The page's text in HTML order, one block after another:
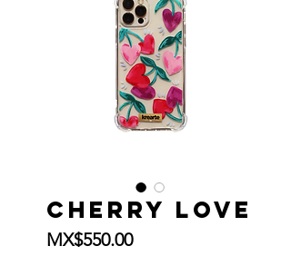
Cherry Love
MX$550.00Price